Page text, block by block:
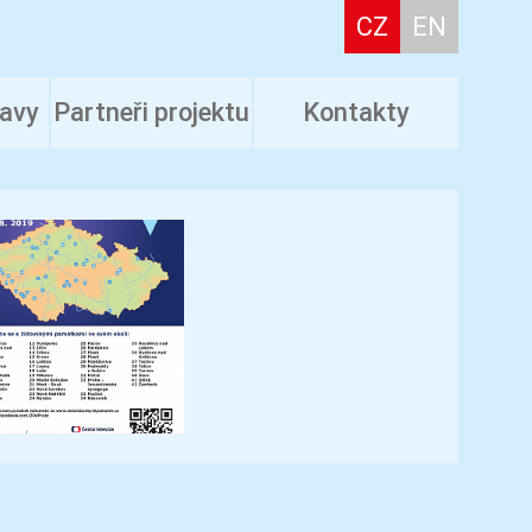
CZ EN
Partneři projektu Kontakty